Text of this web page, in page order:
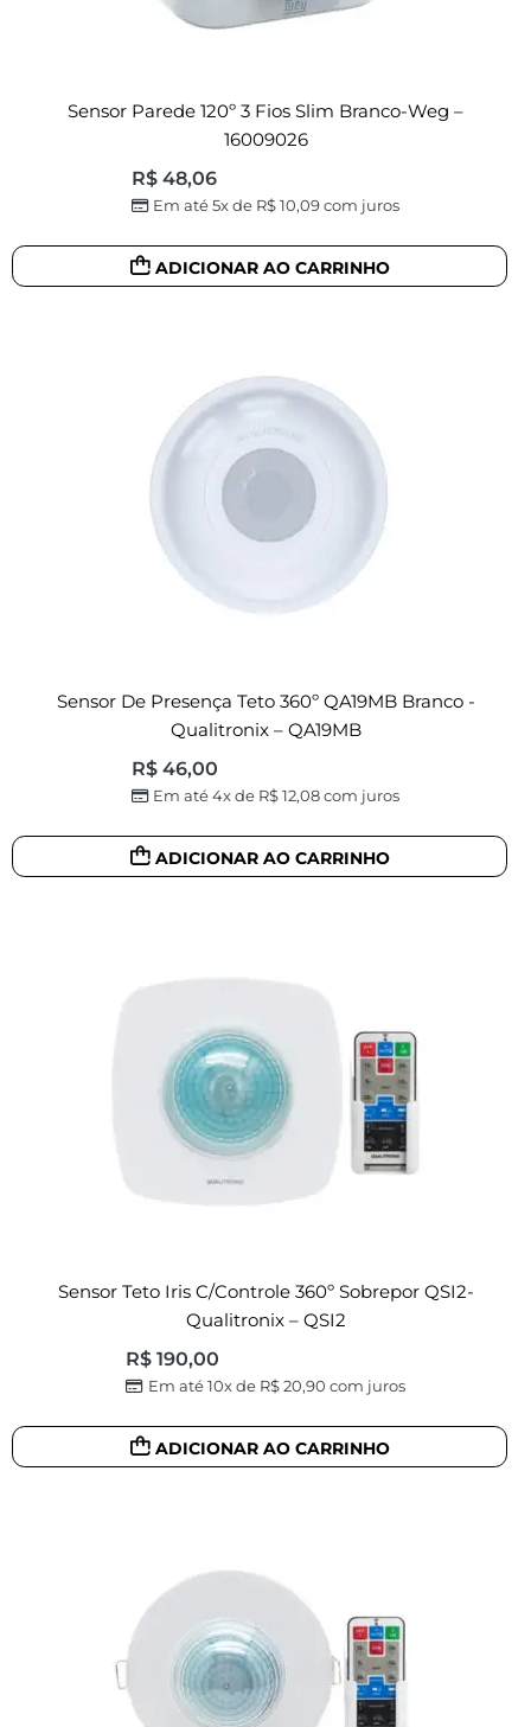
Sensor Parede 120º 3 Fios Slim Branco-Weg –
16009026
R$48,06
Em até 5x de R$10,09com juros
ADICIONAR AO CARRINHO
Sensor De Presença Teto 360º QA19MB Branco -
Qualitronix – QA19MB
R$46,00
Em até 4x de R$12,08com juros
ADICIONAR AO CARRINHO
Sensor Teto Iris C/controle 360º Sobrepor QSI2-
Qualitronix – QSI2
R$ 190,00
Em até 10x de R$20,90 com juros
ADICIONAR AO CARRINHO